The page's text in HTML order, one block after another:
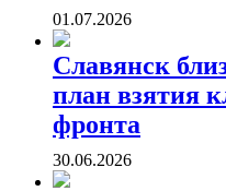
01.07.2026
Славянск
план взятия
фронта
30.06.2026